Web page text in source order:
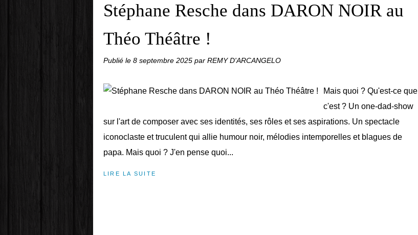
Stéphane Resche dans DARON NOIR au
Théo Théâtre !
Publié le 8 septembre 2025 par REMY D'ARCANGELO
Mais quoi ? Qu'est-ce que
c'est ? Un one-dad-show
sur l'art de composer avec ses identités, ses rôles et ses aspirations. Un spectacle
iconoclaste et truculent qui allie humour noir, mélodies intemporelles et blagues de
papa. Mais quoi ? J'en pense quoi...
LIRE LA SUITE